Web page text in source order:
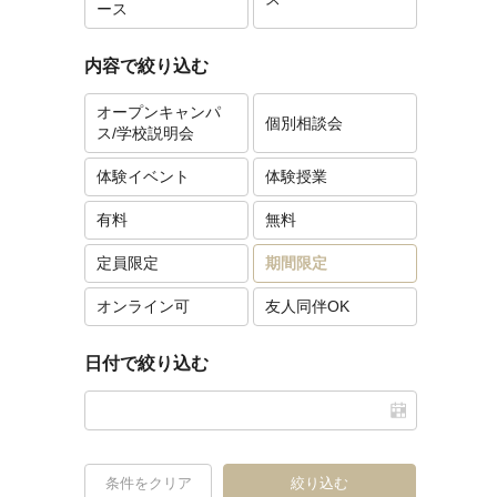
ース
内容で絞り込む
オープンキャンパ
ス/学校説明会
個別相談会
体験イベント 体験授業
有料 無料
定員限定 期間限定
オンライン可 友人同伴OK
日付で絞り込む
条件をクリア 絞り込む